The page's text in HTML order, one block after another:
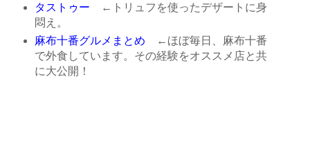
タストゥー ←トリュフを使ったデザートに身
悶え。
麻布十番グルメまとめ ←ほぼ毎日、麻布十番
で外食しています。その経験をオススメ店と共
に大公開！